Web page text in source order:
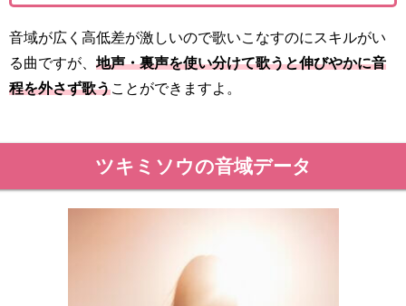
音域が広く高低差が激しいので歌いこなすのにスキルがい
る曲ですが、 地声・裏声を使い分けて歌うと伸びやかに音
程を外さず歌う ことができますよ。
ツキミソウの音域データ